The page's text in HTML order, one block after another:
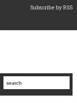
Subscribe by RSS